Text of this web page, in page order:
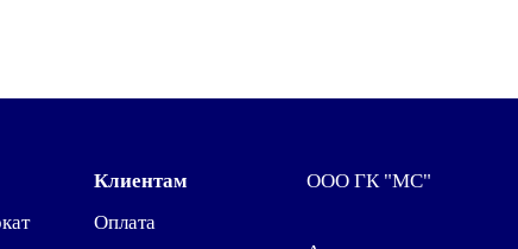
Клиентам
Оплата
ООО ГК "МС"